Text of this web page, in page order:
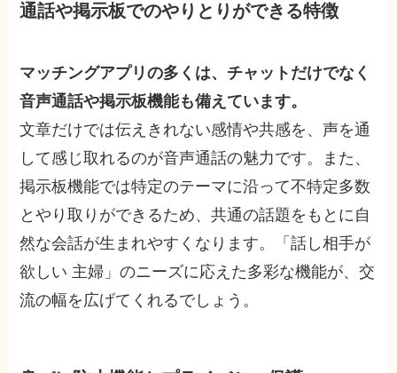
通話や掲示板でのやりとりができる特徴
マッチングアプリの多くは、チャットだけでなく
音声通話や掲示板機能も備えています。
文章だけでは伝えきれない感情や共感を、声を通
して感じ取れるのが音声通話の魅力です。また、
掲示板機能では特定のテーマに沿って不特定多数
とやり取りができるため、共通の話題をもとに自
然な会話が生まれやすくなります。「話し相手が
欲しい 主婦」のニーズに応えた多彩な機能が、交
流の幅を広げてくれるでしょう。